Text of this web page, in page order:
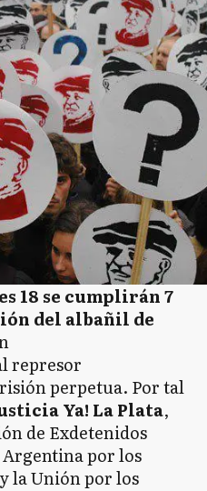
18 se cumplirán 7
del albañil de
represor
perpetua. Por tal
Ya! La Plata,
de Exdetenidos
Argentina por los
la Unión por los